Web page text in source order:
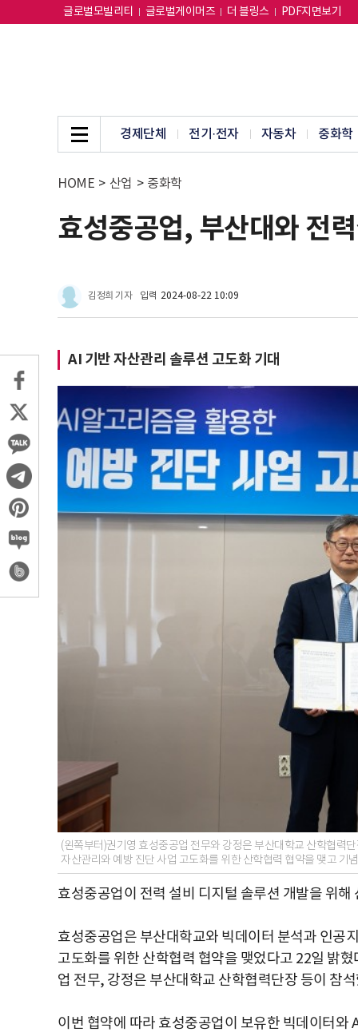
글로벌모빌리티 글로벌게이머즈 더 블링스 PDF지면보기
경제단체 전기·전자 자동차 중화학
HOME > 산업 > 중화학
효성중공업, 부산대와 전
김정희 기자 입력 2024-08-22 10:09
AI 기반 자산관리 솔루션 고도화 기대
(왼쪽부터)권기영 효성중공업 전무와 강정은 부산대학교 산학협력
자산관리와 예방 진단 사업 고도화를 위한 산학협력 협약을 맺고 기
효성중공업이 전력 설비 디지털 솔루션 개발을 위해
효성중공업은 부산대학교와 빅데이터 분석과 인공
고도화를 위한 산학협력 협약을 맺었다고 22일 밝
업 전무, 강정은 부산대학교 산학협력단장 등이 참
이번 협약에 따라 효성중공업이 보유한 빅데이터와